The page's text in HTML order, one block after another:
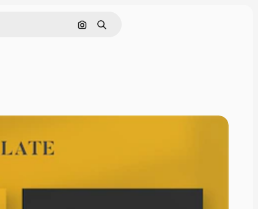
Pesquisar por imagem
Buscar